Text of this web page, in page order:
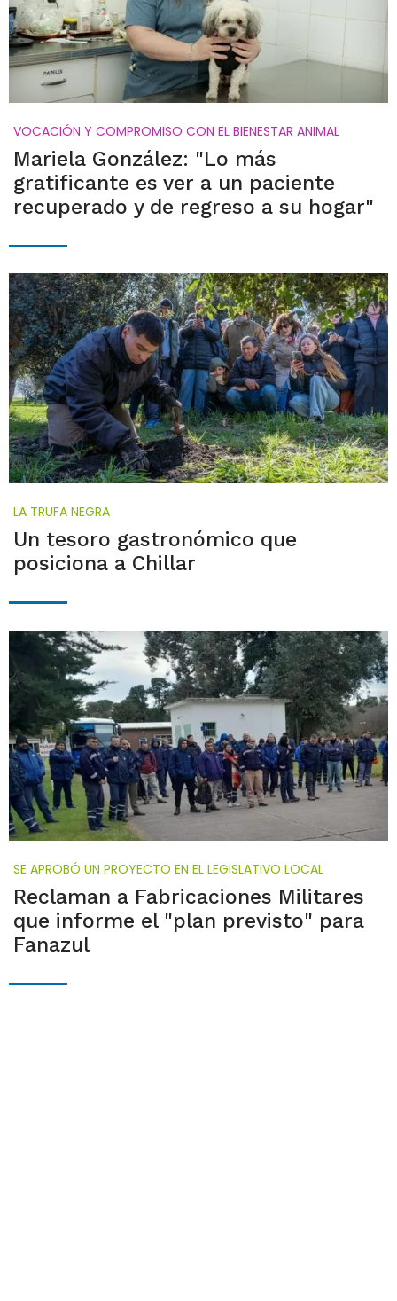
VOCACIÓN Y COMPROMISO CON EL BIENESTAR ANIMAL
Mariela González: "Lo más
gratificante es ver a un paciente
recuperado y de regreso a su hogar"
LA TRUFA NEGRA
Un tesoro gastronómico que
posiciona a Chillar
SE APROBÓ UN PROYECTO EN EL LEGISLATIVO LOCAL
Reclaman a Fabricaciones Militares
que informe el "plan previsto" para
Fanazul